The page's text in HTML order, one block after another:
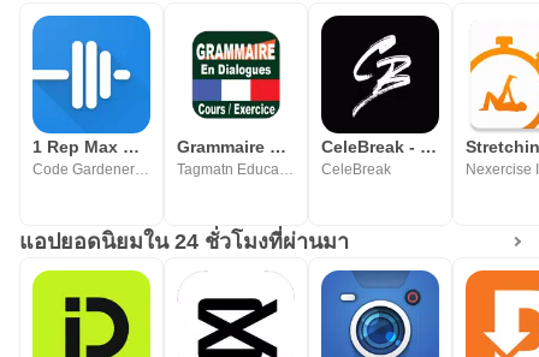
1 Rep Max Calculator and Log
Code Gardener LLC
Grammaire en dialogues - Audio
Tagmatn Educat & Games
CeleBreak - Play Football
CeleBreak Nexercise
แอปยอดนิยมใน 24 ชั่วโมงที่ผ่านมา